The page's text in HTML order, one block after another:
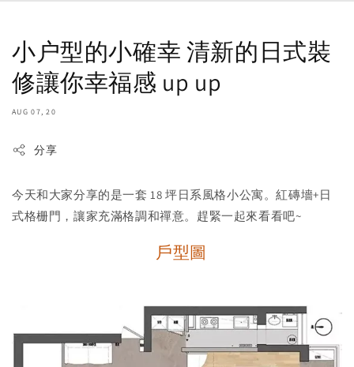
小户型的小確幸 清新的日式裝
修讓你幸福感 up up
AUG 07, 20
分享
今天和大家分享的是一套 18 坪日系風格小公寓。紅磚墻+日
式格栅門，讓家充滿格調和禪意。趕緊一起來看看吧~
戶型圖